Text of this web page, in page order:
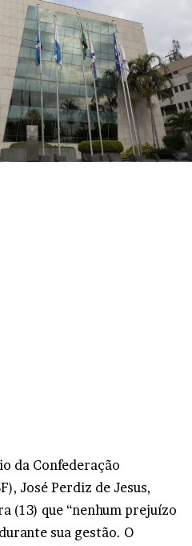
da Confederação
José Perdiz de Jesus,
(13) que “nenhum prejuízo
sua gestão. O